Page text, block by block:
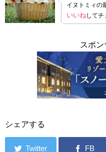
イヌトミィの
いいねしてチ
スポン
シェアする